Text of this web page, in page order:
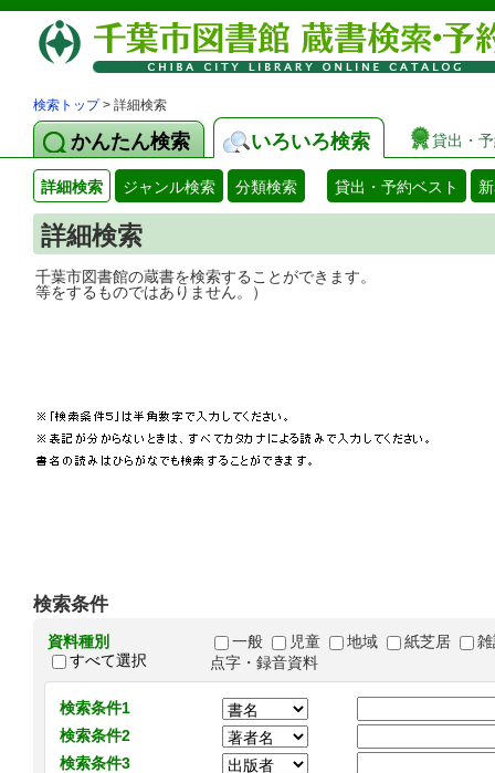
検索トップ> 詳細検索
かんたん検索 いろいろ検索 貸出・
詳細検索 ジャンル検索 分類検索 貸出・予約ベスト
詳細検索
千葉市図書館の蔵書を検索することがで
等をするものではありません。）
検索条件
資料種別
すべて選択
一般 児童 地域 紙芝居
点字・録音資料
検索条件1
検索条件2
検索条件3